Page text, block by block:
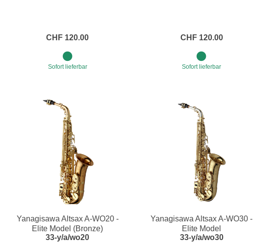
CHF 120.00
Sofort lieferbar
CHF 120.00
Sofort lieferbar
Yanagisawa Altsax A-WO20 -
Elite Model (Bronze)
33-y/a/wo20
Yanagisawa Altsax A-WO30 -
Elite Model
33-y/a/wo30